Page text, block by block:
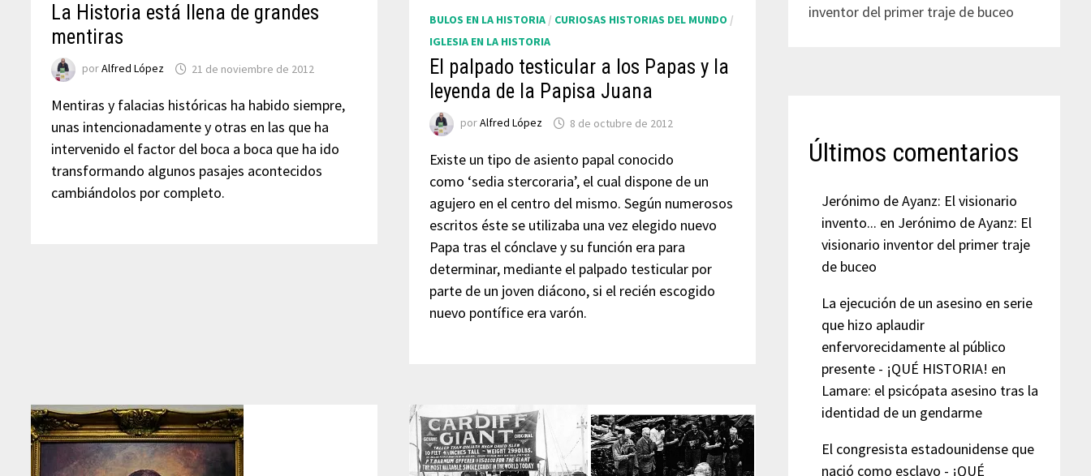
La Historia está llena de grandes
mentiras
porAlfred López 21 de noviembre de 2012
Mentiras y falacias históricas ha habido siempre,
unas intencionadamente y otras en las que ha
intervenido el factor del boca a boca que ha ido
transformando algunos pasajes acontecidos
cambiándolos por completo.
BULOS EN LA HISTORIA/ CURIOSAS HISTORIAS DEL MUNDO /
IGLESIA EN LA HISTORIA
El palpado testicular a los Papas y la
leyenda de la Papisa Juana
porAlfred López 8 de octubre de 2012
Existe un tipo de asiento papal conocido
como ‘sedia stercoraria’, el cual dispone de un
agujero en el centro del mismo. Según numerosos
escritos éste se utilizaba una vez elegido nuevo
Papa tras el cónclave y su función era para
determinar, mediante el palpado testicular por
parte de un joven diácono, si el recién escogido
nuevo pontífice era varón.
inventor del primer traje de buceo
Últimos comentarios
Jerónimo de Ayanz: El visionario
invento... en Jerónimo de Ayanz: El
visionario inventor del primer traje
de buceo
La ejecución de un asesino en serie
que hizo aplaudir
enfervorecidamente al público
presente - ¡QUÉ HISTORIA! en
Lamare: el psicópata asesino tras la
identidad de un gendarme
El congresista estadounidense que
nació como esclavo - ¡QUÉ